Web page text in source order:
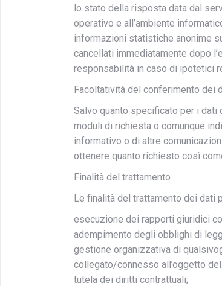
lo stato della risposta data dal
operativo e all’ambiente
informazioni statistiche anonime
cancellati immediatamente dopo
responsabilità in caso di ipotetici
Facoltatività del conferimento dei
Salvo quanto specificato per i dati
moduli di richiesta o comunque
informativo o di altre
ottenere quanto richiesto così
Finalità del trattamento
Le finalità del trattamento dei dati
esecuzione dei rapporti giuridici
adempimento degli obblighi di
gestione organizzativa di
collegato/connesso all’oggetto
tutela dei diritti contrattuali;